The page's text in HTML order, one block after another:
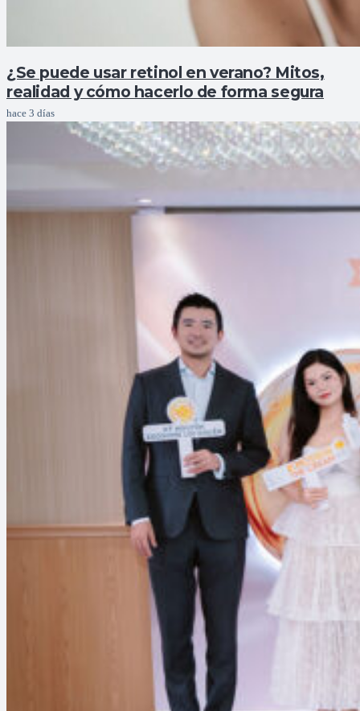
¿Se puede usar retinol en verano? Mitos,
realidad y cómo hacerlo de forma segura
hace 3 días